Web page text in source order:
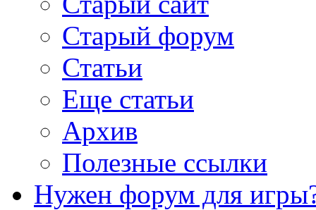
Старый форум
Статьи
Еще статьи
Архив
Полезные ссылки
Нужен форум для